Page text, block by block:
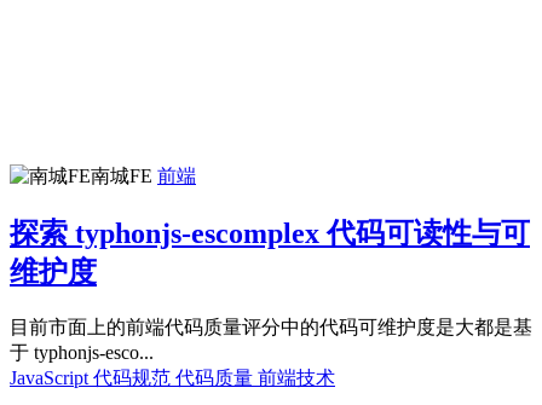
南城FE 前端
探索 typhonjs-escomplex 代码可读性与可
维护度
目前市面上的前端代码质量评分中的代码可维护度是大都是基
于 typhonjs-esco...
JavaScript 代码规范 代码质量 前端技术